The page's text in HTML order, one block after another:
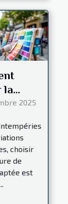
la
pour
au
2025
choisir
de
est